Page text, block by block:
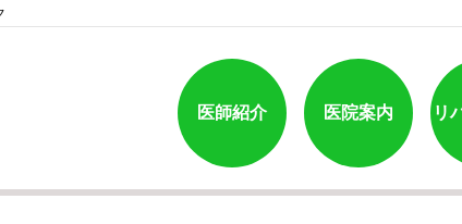
医師紹介 医院案内 リ